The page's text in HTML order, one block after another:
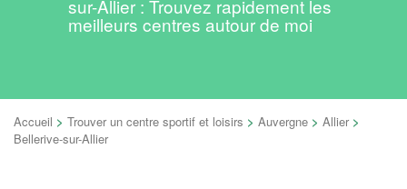
sur-Allier : Trouvez rapidement les
meilleurs centres autour de moi
Accueil > Trouver un centre sportif et loisirs > Auvergne > Allier >
Bellerive-sur-Allier